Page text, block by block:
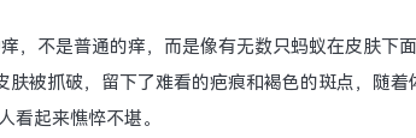
，不是普通的痒，而是像有无数只蚂蚁在皮肤下
肤被抓破，留下了难看的疤痕和褐色的斑点，随
看起来憔悴不堪。